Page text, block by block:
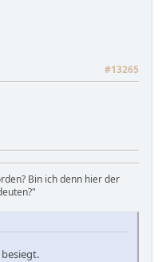
#13265
Bin ich denn hier der